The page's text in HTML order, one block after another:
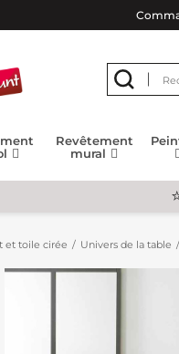
Revêtement
mural
et toile cirée Univers de la table